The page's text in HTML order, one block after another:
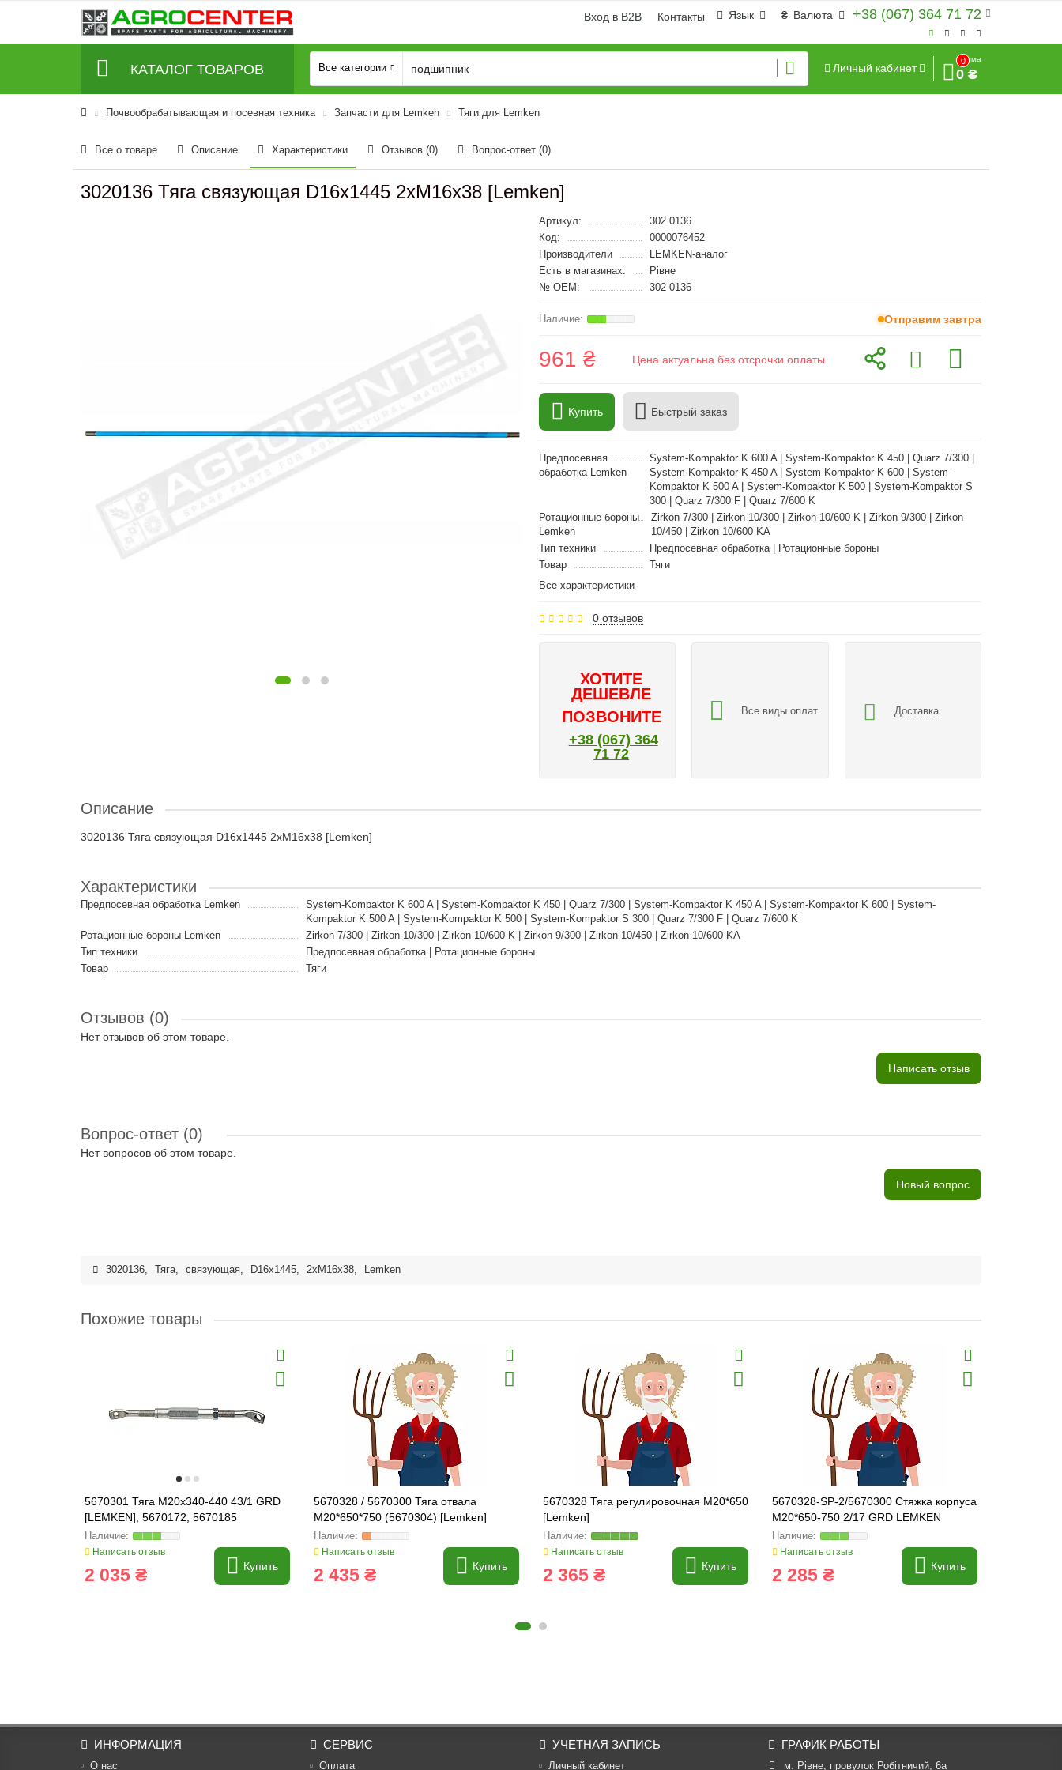
+38 (067) 364 71 72
₴ Валюта
Язык
Вход в B2B Контакты
КАТАЛОГ ТОВАРОВ Все категории Личный кабинет
0
Сумма
0 ₴
Почвообрабатывающая и посевная техника Запчасти для Lemken Тяги для Lemken
Все о товаре Описание Характеристики Отзывов (0) Вопрос-ответ (0)
3020136 Тяга связующая D16x1445 2xM16x38 [Lemken]
Артикул:
302 0136
Код:
0000076452
Производители
LEMKEN-аналог
Есть в магазинах:
Рівне
№ OEM:
302 0136
Отправим завтра
961 ₴ Цена актуальна без отсрочки оплаты
Купить Быстрый заказ
Предпосевная
обработка Lemken
System-Kompaktor K 600 A | System-Kompaktor K 450 | Quarz 7/300 |
System-Kompaktor K 450 A | System-Kompaktor K 600 | System-
Kompaktor K 500 A | System-Kompaktor K 500 | System-Kompaktor S
300 | Quarz 7/300 F | Quarz 7/600 K
Ротационные бороны
Lemken
Zirkon 7/300 | Zirkon 10/300 | Zirkon 10/600 K | Zirkon 9/300 | Zirkon
10/450 | Zirkon 10/600 KA
Тип техники
Предпосевная обработка | Ротационные бороны
Товар
Тяги
Все характеристики
0 отзывов
ХОТИТЕ
ДЕШЕВЛЕ
ПОЗВОНИТЕ
+38 (067) 364
71 72
Все виды оплат Доставка
Описание
3020136 Тяга связующая D16x1445 2xM16x38 [Lemken]
Характеристики
Предпосевная обработка Lemken
System-Kompaktor K 600 A | System-Kompaktor K 450 | Quarz 7/300 | System-Kompaktor K 450 A | System-Kompaktor K 600 | System-
Kompaktor K 500 A | System-Kompaktor K 500 | System-Kompaktor S 300 | Quarz 7/300 F | Quarz 7/600 K
Ротационные бороны Lemken
Zirkon 7/300 | Zirkon 10/300 | Zirkon 10/600 K | Zirkon 9/300 | Zirkon 10/450 | Zirkon 10/600 KA
Тип техники
Предпосевная обработка | Ротационные бороны
Товар
Тяги
Отзывов (0)
Нет отзывов об этом товаре.
Написать отзыв
Вопрос-ответ (0)
Нет вопросов об этом товаре.
Новый вопрос
3020136, Тяга, связующая, D16x1445, 2xM16x38, Lemken
Похожие товары
5670301 Тяга M20x340-440 43/1 GRD
[LEMKEN], 5670172, 5670185
Написать отзыв
2 035 ₴ Купить
5670328 / 5670300 Тяга отвала
M20*650*750 (5670304) [Lemken]
Написать отзыв
2 435 ₴ Купить
5670328 Тяга регулировочная M20*650
[Lemken]
Написать отзыв
2 365 ₴ Купить
5670328-SP-2/5670300 Стяжка корпуса
M20*650-750 2/17 GRD LEMKEN
Написать отзыв
2 285 ₴ Купить
ИНФОРМАЦИЯ
О нас
СЕРВИС
Оплата
УЧЕТНАЯ ЗАПИСЬ
Личный кабинет
ГРАФИК РАБОТЫ
м. Рівне, провулок Робітничий, 6а